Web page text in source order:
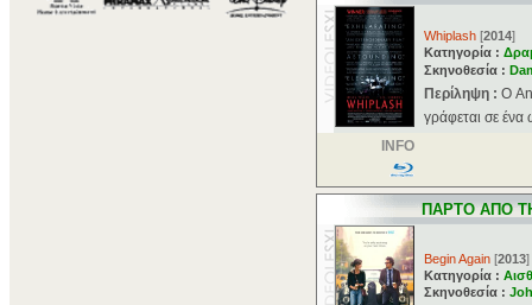
Whiplash [2014]
Κατηγορία :
Σκηνοθεσία :
Περίληψη : Ο
γράφεται σε ένα
INFO
ΠΑΡΤΟ ΑΠΟ
Begin Again [2013]
Κατηγορία :
Σκηνοθεσία :